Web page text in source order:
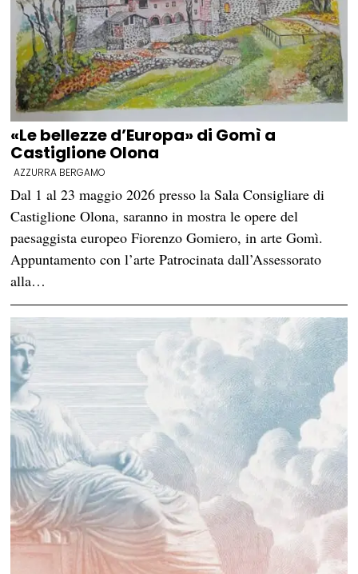
«Le bellezze d’Europa» di Gomì a
Castiglione Olona
AZZURRA BERGAMO
Dal 1 al 23 maggio 2026 presso la Sala Consigliare di
Castiglione Olona, saranno in mostra le opere del
paesaggista europeo Fiorenzo Gomiero, in arte Gomì.
Appuntamento con l’arte Patrocinata dall’Assessorato
alla…